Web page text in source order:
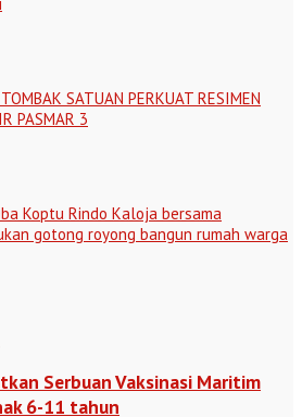
SATUAN PERKUAT RESIMEN
PASMAR 3
Koptu Rindo Kaloja bersama
gotong royong bangun rumah warga
Serbuan Vaksinasi Maritim
6-11 tahun